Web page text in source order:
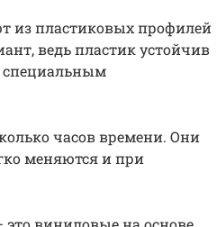
из пластиковых профилей
ведь пластик устойчив
специальным
часов времени. Они
меняются и при